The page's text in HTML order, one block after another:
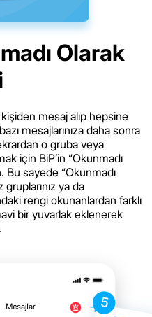
Olarak
mesaj alıp hepsine
mesajlarınıza daha sonra
o gruba veya
için BiP’in “Okunmadı
Bu sayede “Okunmadı
ya da
rengi okunanlardan farklı
bir yuvarlak eklenerek